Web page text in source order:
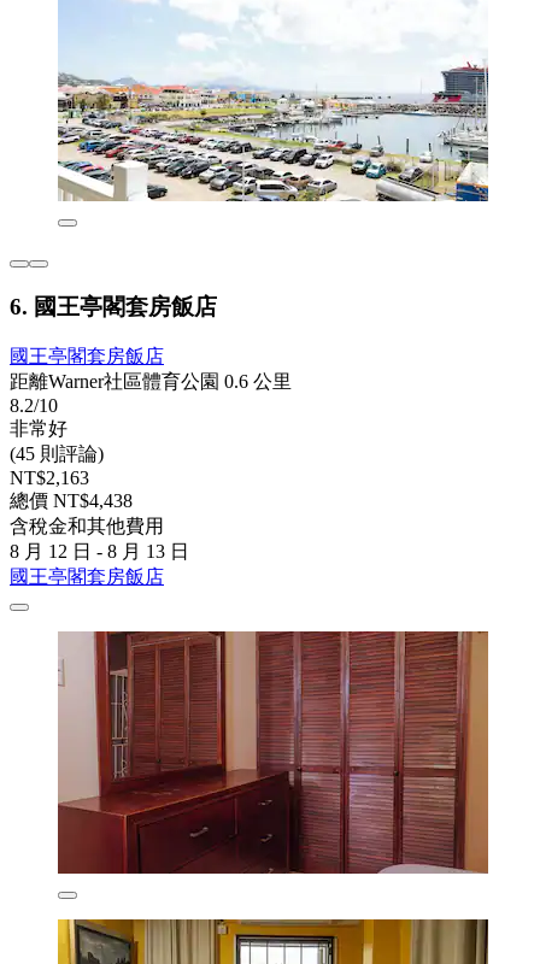
6. 國王亭閣套房飯店
國王亭閣套房飯店
距離Warner社區體育公園 0.6 公里
8.2/10
非常好
(45 則評論)
NT$2,163
總價 NT$4,438
含稅金和其他費用
8 月 12 日 - 8 月 13 日
國王亭閣套房飯店